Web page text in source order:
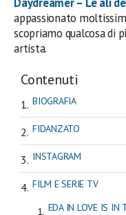
appassionato
scopriamo qualcosa di
artista.
Contenuti
BIOGRAFIA
FIDANZATO
INSTAGRAM
FILM E SERIE TV
EDA IN LOVE IS IN